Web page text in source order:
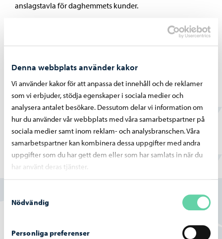
Denna webbplats använder kakor
Vi använder kakor för att anpassa det innehåll och de reklamer
som vi erbjuder, stödja egenskaper i sociala medier och
analysera antalet besökare. Dessutom delar vi information om
hur du använder vår webbplats med våra samarbetspartner på
sociala medier samt inom reklam- och analysbranschen. Våra
samarbetspartner kan kombinera dessa uppgifter med andra
uppgifter som du har gett dem eller som har samlats in när du
har använt deras tjänster.
Nödvändig
Personliga preferenser
anslagstavla för daghemmets kunder.
Smågruppsverksamhet möjliggör en lugn lekmiljö för
barnen.
Vi vill skapa en trygg och varm atmosfär, som inspirerar att
lära sig nytt och att undersöka omgivningen.
Hittade du vad du sökte?